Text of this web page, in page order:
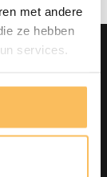
met andere
ze hebben
services.